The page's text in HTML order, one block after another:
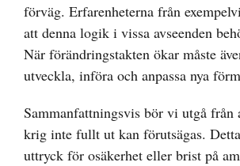
förväg. Erfarenheterna från
att denna logik i vissa avseenden
När förändringstakten ökar måste
utveckla, införa och anpassa nya
Sammanfattningsvis bör vi utgå från
krig inte fullt ut kan förutsägas.
uttryck för osäkerhet eller brist på